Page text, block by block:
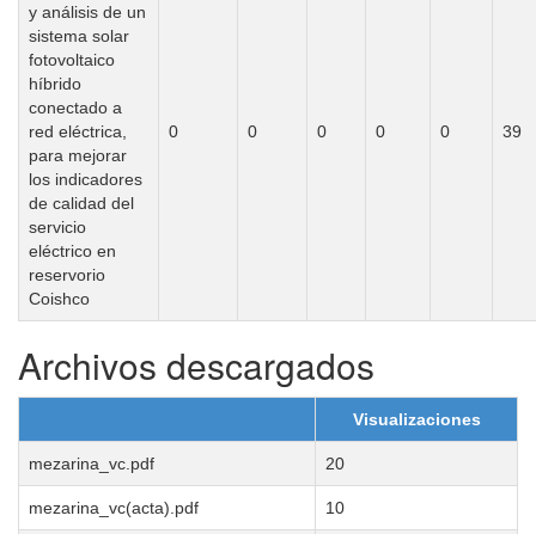
y análisis de un
sistema solar
fotovoltaico
híbrido
conectado a
red eléctrica,
para mejorar
los indicadores
de calidad del
servicio
eléctrico en
reservorio
Coishco
0 0 0 0 0 39
Archivos descargados
Visualizaciones
mezarina_vc.pdf 20
mezarina_vc(acta).pdf 10